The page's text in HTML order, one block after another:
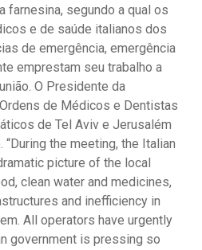
farnesina, segundo a qual os
e de saúde italianos dos
de emergência, emergência
emprestam seu trabalho a
O Presidente da
de Médicos e Dentistas
de Tel Aviv e Jerusalém
the meeting, the Italian
picture of the local
clean water and medicines,
and inefficiency in
All operators have urgently
government is pressing so